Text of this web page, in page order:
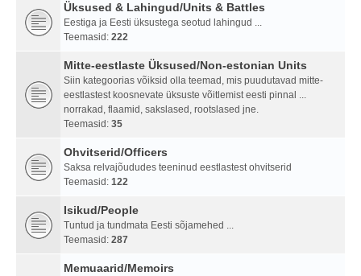
Üksused & Lahingud/Units & Battles
Eestiga ja Eesti üksustega seotud lahingud ...
Teemasid: 222
Mitte-eestlaste Üksused/Non-estonian Units
Siin kategoorias võiksid olla teemad, mis puudutavad mitte-
eestlastest koosnevate üksuste võitlemist eesti pinnal ...
norrakad, flaamid, sakslased, rootslased jne.
Teemasid: 35
Ohvitserid/Officers
Saksa relvajõududes teeninud eestlastest ohvitserid
Teemasid: 122
Isikud/People
Tuntud ja tundmata Eesti sõjamehed ...
Teemasid: 287
Memuaarid/Memoirs